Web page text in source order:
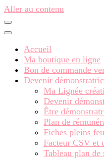
Aller au contenu
Accueil
Ma boutique en ligne
Bon de commande
Devenir
Ma Lignée
Devenir
Être
Plan de
Fiches pleins
Facteur CSV et
Tableau plan